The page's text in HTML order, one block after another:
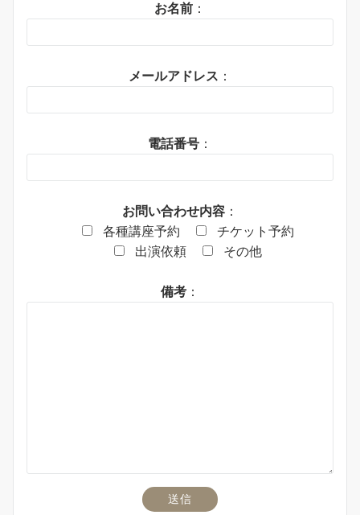
お名前 ：
メールアドレス ：
電話番号 ：
お問い合わせ内容 ：
各種講座予約
チケット予約
出演依頼
その他
備考 ：